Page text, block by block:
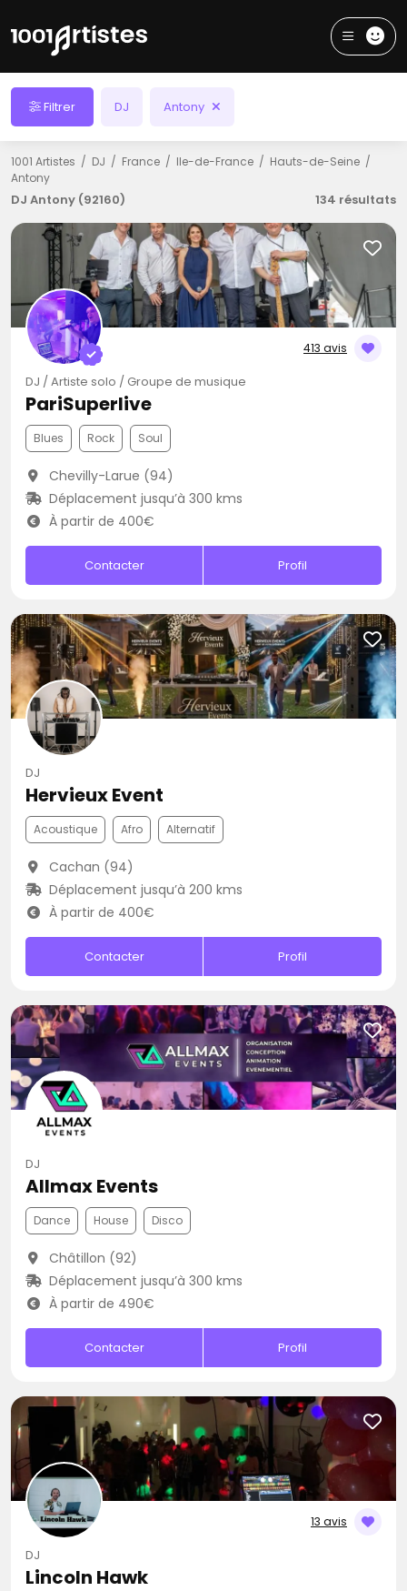
Filtrer DJ Antony
1001 Artistes DJ France Ile-de-France
Hauts-de-Seine
Antony
DJ Antony (92160) 134 résultats
413 avis
DJ / Artiste solo / Groupe de musique
PariSuperlive
Blues Rock Soul
Chevilly-Larue (94)
Déplacement jusqu’à 300 kms
À partir de 400€
Contacter Profil
DJ
Hervieux Event
Acoustique Afro Alternatif
Cachan (94)
Déplacement jusqu’à 200 kms
À partir de 400€
Contacter Profil
DJ
Allmax Events
Dance House Disco
Châtillon (92)
Déplacement jusqu’à 300 kms
À partir de 490€
Contacter Profil
13 avis
DJ
Lincoln Hawk